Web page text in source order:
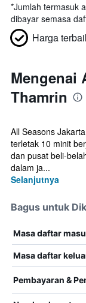
*Jumlah termasuk
dibayar semasa
Harga
Mengenai
Thamrin
All Seasons
terletak 10 minit
dan pusat beli-
dalam ja...
Selanjutnya
Bagus untuk
Masa daftar
Masa daftar
Pembayaran &